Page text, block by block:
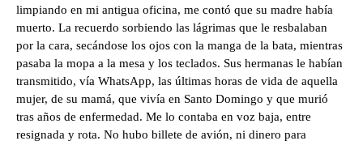
limpiando en mi antigua oficina, me contó que su madre había
muerto. La recuerdo sorbiendo las lágrimas que le resbalaban
por la cara, secándose los ojos con la manga de la bata, mientras
pasaba la mopa a la mesa y los teclados. Sus hermanas le habían
transmitido, vía WhatsApp, las últimas horas de vida de aquella
mujer, de su mamá, que vivía en Santo Domingo y que murió
tras años de enfermedad. Me lo contaba en voz baja, entre
resignada y rota. No hubo billete de avión, ni dinero para